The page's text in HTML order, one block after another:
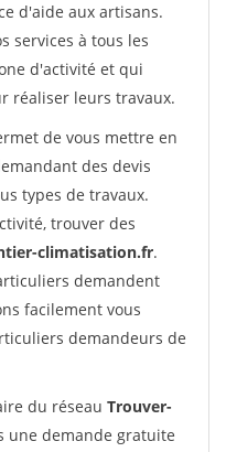
d'aide aux artisans.
services à tous les
d'activité et qui
réaliser leurs travaux.
de vous mettre en
des devis
types de travaux.
trouver des
climatisation.fr.
demandent
facilement vous
demandeurs de
du réseau Trouver-
une demande gratuite